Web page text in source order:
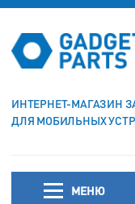
ИНТЕРНЕТ-МАГАЗИН
ДЛЯ МОБИЛЬНЫХ
МЕНЮ